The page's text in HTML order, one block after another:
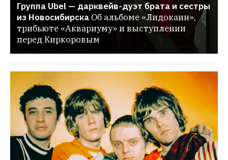
Группа Ubel — дарквейв-дуэт брата и сестры
из Новосибирска Об альбоме «Лидокаин»,
трибьюте «Аквариуму» и выступлении
перед Киркоровым